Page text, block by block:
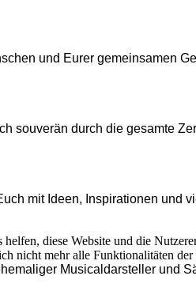
und Eurer gemeinsamen
souverän durch die gesamte
mit Ideen, Inspirationen und
Musicaldarsteller und
diese Website und die
nicht mehr alle Funktionalitäten